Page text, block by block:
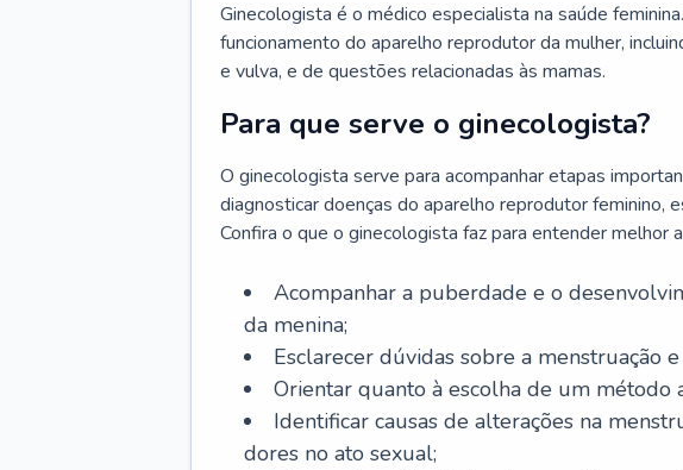
Ginecologista é o médico especialista na saúde
funcionamento do aparelho reprodutor da mulher,
e vulva, e de questões relacionadas às mamas.
Para que serve o ginecologista?
O ginecologista serve para acompanhar etapas
diagnosticar doenças do aparelho reprodutor feminino,
Confira o que o ginecologista faz para entender melhor
Acompanhar a puberdade e o
da menina;
Esclarecer dúvidas sobre a menstruação
Orientar quanto à escolha de um método
Identificar causas de alterações na
dores no ato sexual;